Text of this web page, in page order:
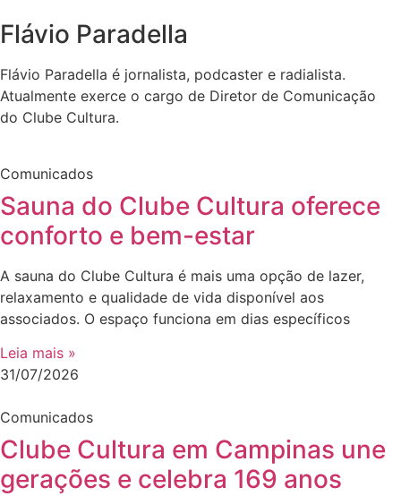
Flávio Paradella
Flávio Paradella é jornalista, podcaster e radialista.
Atualmente exerce o cargo de Diretor de Comunicação
do Clube Cultura.
Comunicados
Sauna do Clube Cultura oferece
conforto e bem-estar
A sauna do Clube Cultura é mais uma opção de lazer,
relaxamento e qualidade de vida disponível aos
associados. O espaço funciona em dias específicos
Leia mais »
31/07/2026
Comunicados
Clube Cultura em Campinas une
gerações e celebra 169 anos